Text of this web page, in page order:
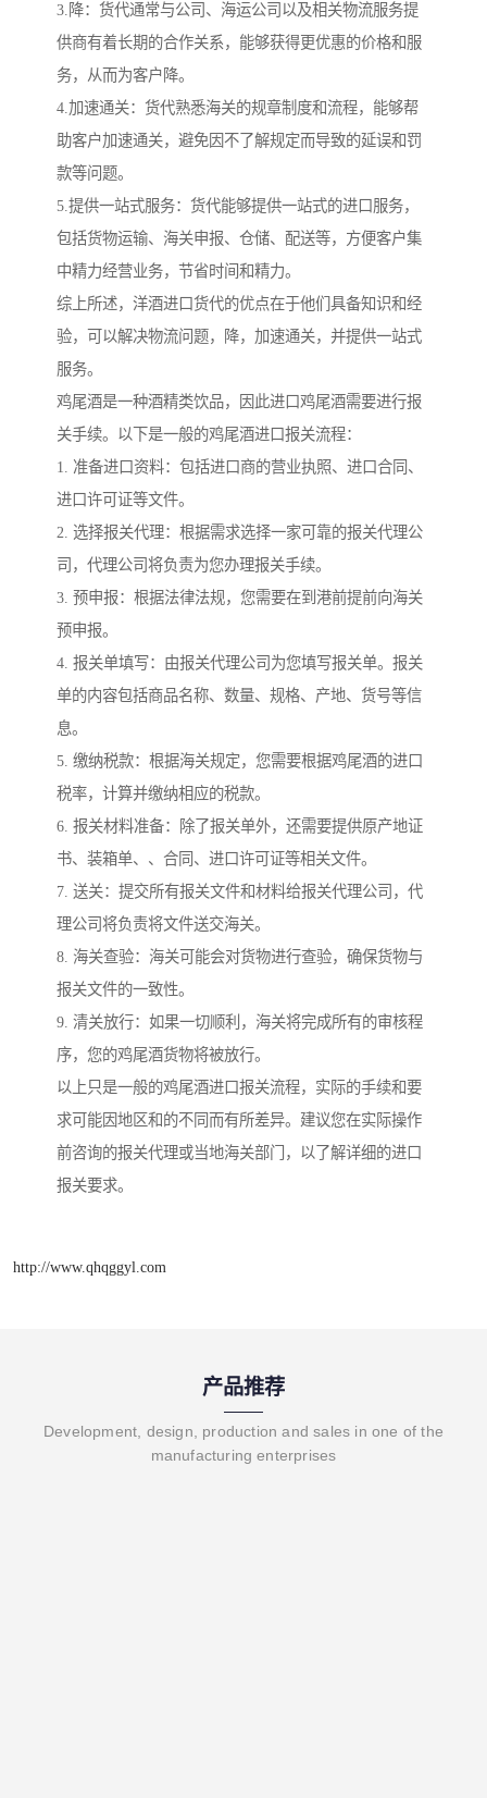
3.降：货代通常与公司、海运公司以及相关物流服务提
供商有着长期的合作关系，能够获得更优惠的价格和服
务，从而为客户降。
4.加速通关：货代熟悉海关的规章制度和流程，能够帮
助客户加速通关，避免因不了解规定而导致的延误和罚
款等问题。
5.提供一站式服务：货代能够提供一站式的进口服务，
包括货物运输、海关申报、仓储、配送等，方便客户集
中精力经营业务，节省时间和精力。
综上所述，洋酒进口货代的优点在于他们具备知识和经
验，可以解决物流问题，降，加速通关，并提供一站式
服务。
鸡尾酒是一种酒精类饮品，因此进口鸡尾酒需要进行报
关手续。以下是一般的鸡尾酒进口报关流程：
1. 准备进口资料：包括进口商的营业执照、进口合同、
进口许可证等文件。
2. 选择报关代理：根据需求选择一家可靠的报关代理公
司，代理公司将负责为您办理报关手续。
3. 预申报：根据法律法规，您需要在到港前提前向海关
预申报。
4. 报关单填写：由报关代理公司为您填写报关单。报关
单的内容包括商品名称、数量、规格、产地、货号等信
息。
5. 缴纳税款：根据海关规定，您需要根据鸡尾酒的进口
税率，计算并缴纳相应的税款。
6. 报关材料准备：除了报关单外，还需要提供原产地证
书、装箱单、、合同、进口许可证等相关文件。
7. 送关：提交所有报关文件和材料给报关代理公司，代
理公司将负责将文件送交海关。
8. 海关查验：海关可能会对货物进行查验，确保货物与
报关文件的一致性。
9. 清关放行：如果一切顺利，海关将完成所有的审核程
序，您的鸡尾酒货物将被放行。
以上只是一般的鸡尾酒进口报关流程，实际的手续和要
求可能因地区和的不同而有所差异。建议您在实际操作
前咨询的报关代理或当地海关部门，以了解详细的进口
报关要求。
http://www.qhqggyl.com
产品推荐
Development, design, production and sales in one of the
manufacturing enterprises